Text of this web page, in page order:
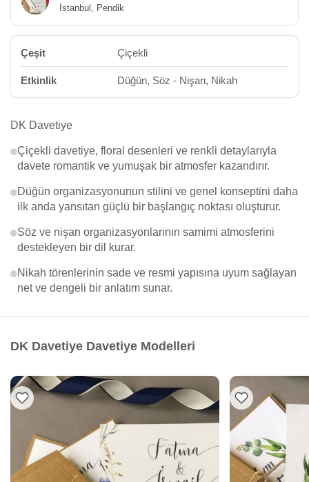
İstanbul, Pendik
Çeşit Çiçekli
Etkinlik Düğün, Söz - Nişan, Nikah
DK Davetiye
Çiçekli davetiye, floral desenleri ve renkli detaylarıyla
davete romantik ve yumuşak bir atmosfer kazandırır.
Düğün organizasyonunun stilini ve genel konseptini daha
ilk anda yansıtan güçlü bir başlangıç noktası oluşturur.
Söz ve nişan organizasyonlarının samimi atmosferini
destekleyen bir dil kurar.
Nikah törenlerinin sade ve resmi yapısına uyum sağlayan
net ve dengeli bir anlatım sunar.
DK Davetiye Davetiye Modelleri